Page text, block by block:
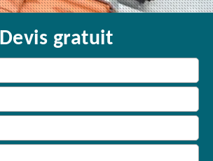
Devis gratuit